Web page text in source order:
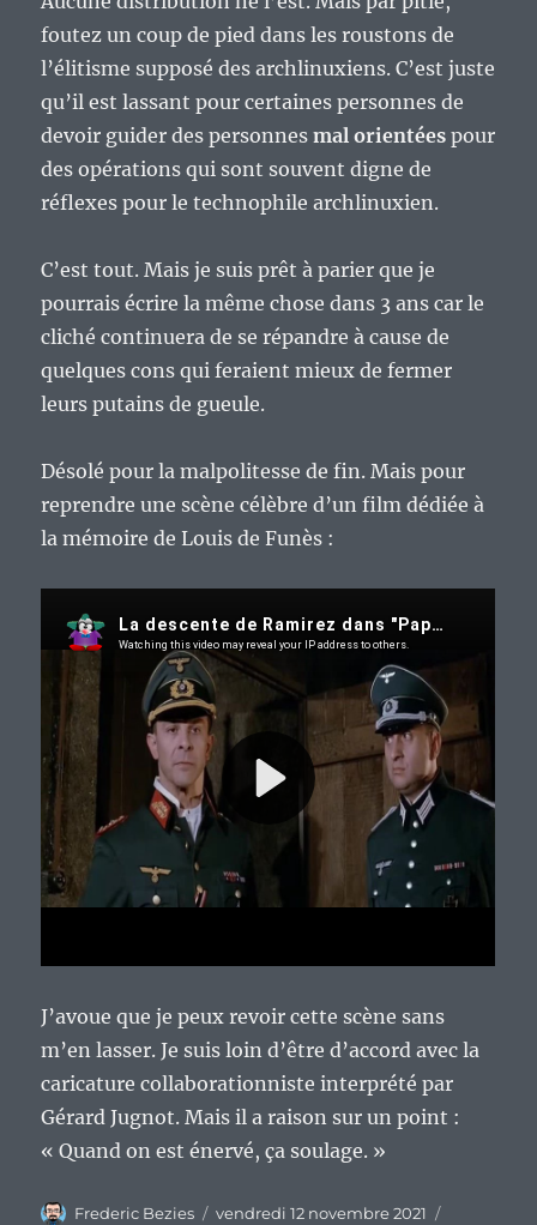
foutez un coup de pied dans les roustons de
l’élitisme supposé des archlinuxiens. C’est juste
qu’il est lassant pour certaines personnes de
devoir guider des personnesmal orientées pour
des opérations qui sont souvent digne de
réflexes pour le technophile archlinuxien.
C’est tout. Mais je suis prêt à parier que je
pourrais écrire la même chose dans 3 ans car le
cliché continuera de se répandre à cause de
quelques cons qui feraient mieux de fermer
leurs putains de gueule.
Désolé pour la malpolitesse de fin. Mais pour
reprendre une scène célèbre d’un film dédiée à
la mémoire de Louis de Funès :
J’avoue que je peux revoir cette scène sans
m’en lasser. Je suis loin d’être d’accord avec la
caricature collaborationniste interprété par
Gérard Jugnot. Mais il a raison sur un point :
« Quand on est énervé, ça soulage. »
Auteur
Frederic Bezies
Publié
vendredi 12 novembre 2021